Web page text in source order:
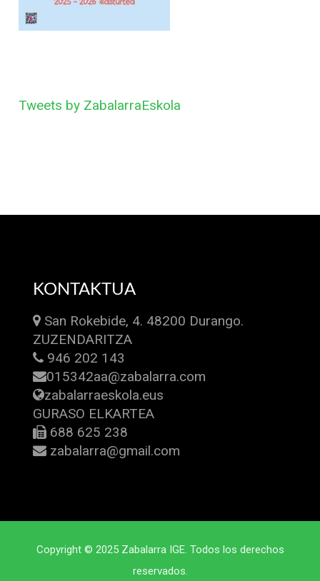
Tweets by ZabalarraEskola
KONTAKTUA
San Rokebide, 4. 48200 Durango.
ZUZENDARITZA
946 202 143
015342aa@zabalarra.com
zabalarraeskola.eus
GURASO ELKARTEA
688 625 238
zabalarra@gmail.com
Copyright © 2025 Zabalarra IGE. Todos los derechos
reservados.